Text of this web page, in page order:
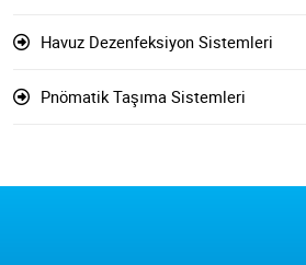
Havuz Dezenfeksiyon Sistemleri
Pnömatik Taşıma Sistemleri